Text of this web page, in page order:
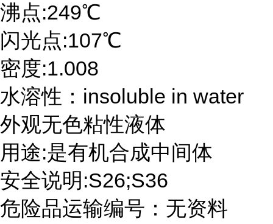
沸点:249℃
闪光点:107℃
密度:1.008
水溶性：insoluble in water
外观无色粘性液体
用途:是有机合成中间体
安全说明:S26;S36
危险品运输编号：无资料